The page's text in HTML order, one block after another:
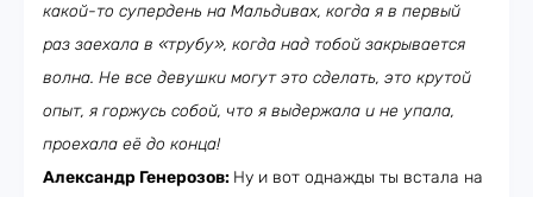
какой-то супердень на Мальдивах, когда я в первый
раз заехала в «трубу», когда над тобой закрывается
волна. Не все девушки могут это сделать, это крутой
опыт, я горжусь собой, что я выдержала и не упала,
проехала её до конца!
Александр Генерозов: Ну и вот однажды ты встала на